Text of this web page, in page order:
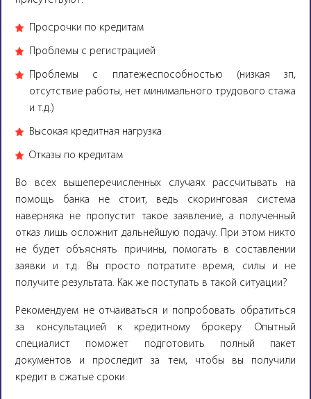
Просрочки по кредитам
Проблемы с регистрацией
Проблемы с платежеспособностью (низкая зп,
отсутствие работы, нет минимального трудового стажа
и т.д.)
Высокая кредитная нагрузка
Отказы по кредитам
Во всех вышеперечисленных случаях рассчитывать на
помощь банка не стоит, ведь скоринговая система
наверняка не пропустит такое заявление, а полученный
отказ лишь осложнит дальнейшую подачу. При этом никто
не будет объяснять причины, помогать в составлении
заявки и т.д. Вы просто потратите время, силы и не
получите результата. Как же поступать в такой ситуации?
Рекомендуем не отчаиваться и попробовать обратиться
за консультацией к кредитному брокеру. Опытный
специалист поможет подготовить полный пакет
документов и проследит за тем, чтобы вы получили
кредит в сжатые сроки.